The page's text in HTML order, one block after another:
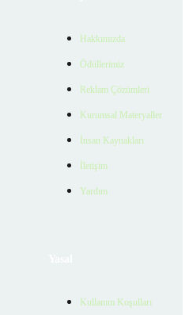
Hakkımızda
Ödüllerimiz
Reklam Çözümleri
Kurumsal Materyaller
İnsan Kaynakları
İletişim
Yardım
Kullanım Koşulları